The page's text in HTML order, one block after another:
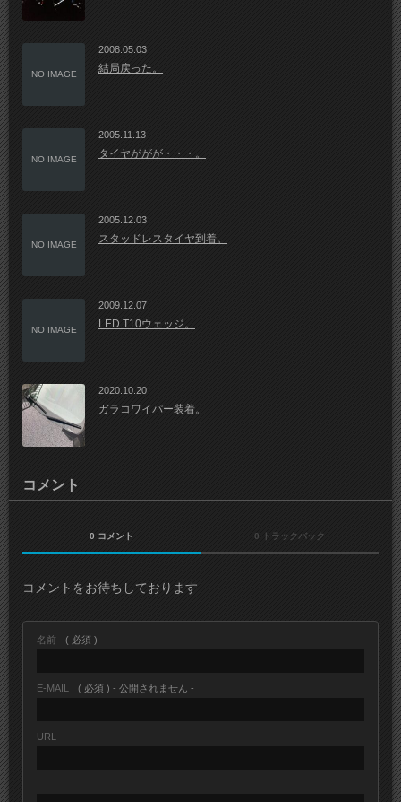
NO IMAGE
2008.05.03
結局戻った。
NO IMAGE
2005.11.13
タイヤががが・・・。
NO IMAGE
2005.12.03
スタッドレスタイヤ到着。
NO IMAGE
2009.12.07
LED T10ウェッジ。
2020.10.20
ガラコワイパー装着。
コメント
0 コメント 0 トラックバック
コメントをお待ちしております
名前 ( 必須 )
E-MAIL ( 必須 ) - 公開されません -
URL